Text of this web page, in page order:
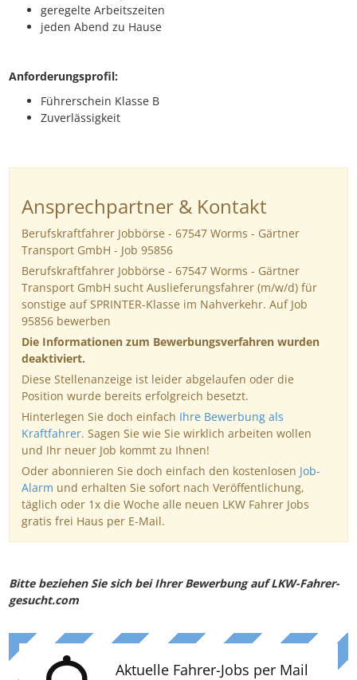
geregelte Arbeitszeiten
jeden Abend zu Hause
Anforderungsprofil:
Führerschein Klasse B
Zuverlässigkeit
Ansprechpartner & Kontakt
Berufskraftfahrer Jobbörse - 67547 Worms - Gärtner
Transport GmbH - Job 95856
Berufskraftfahrer Jobbörse - 67547 Worms - Gärtner
Transport GmbH sucht Auslieferungsfahrer (m/w/d) für
sonstige auf SPRINTER-Klasse im Nahverkehr. Auf Job
95856 bewerben
Die Informationen zum Bewerbungsverfahren wurden
deaktiviert.
Diese Stellenanzeige ist leider abgelaufen oder die
Position wurde bereits erfolgreich besetzt.
Hinterlegen Sie doch einfach Ihre Bewerbung als
Kraftfahrer. Sagen Sie wie Sie wirklich arbeiten wollen
und Ihr neuer Job kommt zu Ihnen!
Oder abonnieren Sie doch einfach den kostenlosen Job-
Alarm und erhalten Sie sofort nach Veröffentlichung,
täglich oder 1x die Woche alle neuen LKW Fahrer Jobs
gratis frei Haus per E-Mail.
Bitte beziehen Sie sich bei Ihrer Bewerbung auf LKW-Fahrer-
gesucht.com
Aktuelle Fahrer-Jobs per Mail